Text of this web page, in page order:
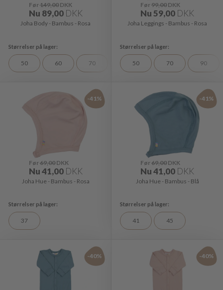
Før149,00DKK
Nu 89,00 DKK
Joha Body - Bambus - Rosa
50 60 70
Før99,00 DKK
Nu59,00 DKK
Joha Leggings - Bambus - Rosa
50 70 90
-41%
Før69,00DKK
Nu41,00 DKK
Joha Hue - Bambus - Rosa
37
-41%
Før69,00 DKK
Nu41,00 DKK
Joha Hue - Bambus - Blå
41 45
-40% -40%